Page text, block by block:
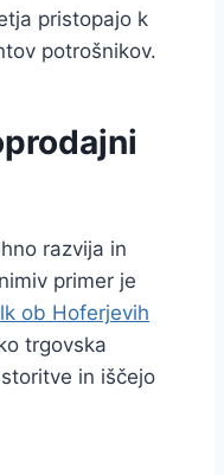
pristopajo k
potrošnikov.
razvija in
primer je
ob Hoferjevih
trgovska
in iščejo